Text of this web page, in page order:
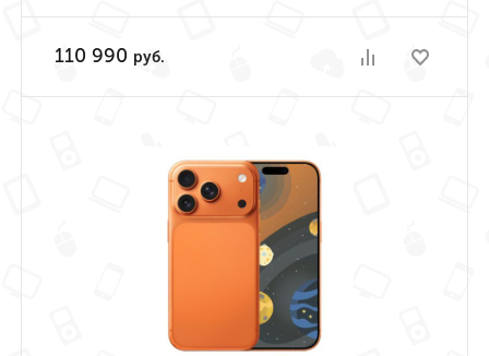
110 990 руб.